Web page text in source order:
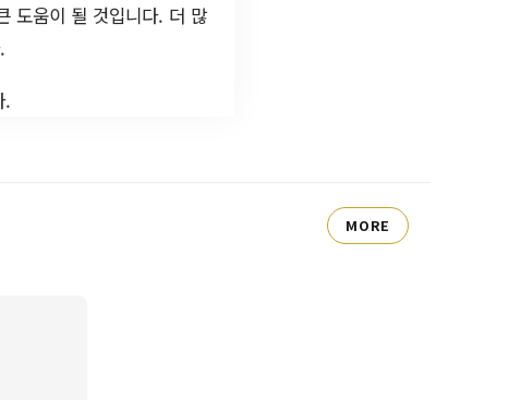
도움이 될 것입니다. 더 많
.
MORE